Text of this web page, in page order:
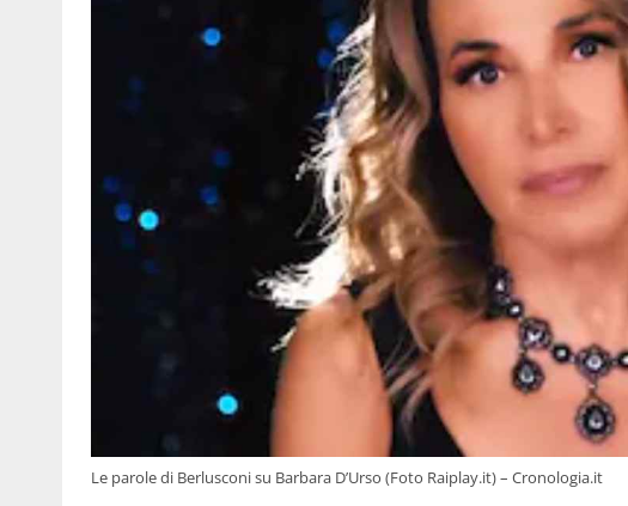
Le parole di Berlusconi su Barbara D’Urso (Foto Raiplay.it) – Cronologia.it